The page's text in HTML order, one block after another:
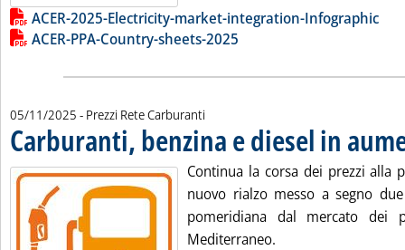
Lista allegati PDF alla notizia
ACER-2025-Electricity-market-integration-Infographic
ACER-PPA-Country-sheets-2025
05/11/2025 - Prezzi Rete Carburanti
Carburanti, benzina e diesel in
Continua la corsa dei prezzi alla
nuovo rialzo messo a segno
pomeridiana dal mercato dei
Mediterraneo.